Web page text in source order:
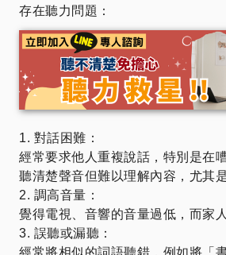
存在聽力問題：
1. 對話困難：
經常要求他人重複說話，特別是在
聽清楚聲音但難以理解內容，尤其
2. 調高音量：
覺得電視、音響的音量過低，而家
3. 誤聽或漏聽：